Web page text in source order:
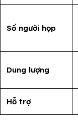
Số người họp
Dung lượng
Hỗ trợ